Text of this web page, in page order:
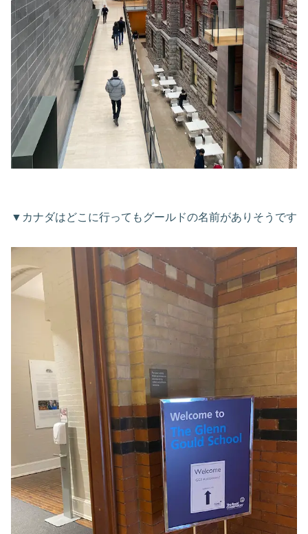
▼カナダはどこに行ってもグールドの名前がありそうです